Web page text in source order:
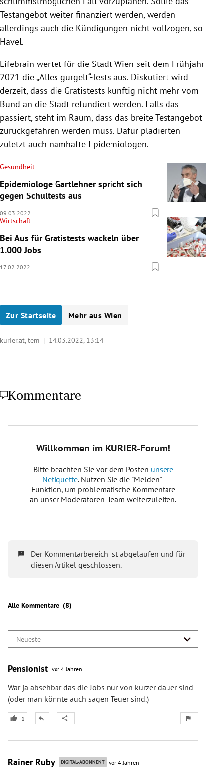
Testangebot weiter finanziert werden, werden
allerdings auch die Kündigungen nicht vollzogen, so
Havel.
Lifebrain wertet für die Stadt Wien seit dem Frühjahr
2021 die „Alles gurgelt“-Tests aus. Diskutiert wird
derzeit, dass die Gratistests künftig nicht mehr vom
Bund an die Stadt refundiert werden. Falls das
passiert, steht im Raum, dass das breite Testangebot
zurückgefahren werden muss. Dafür plädierten
zuletzt auch namhafte Epidemiologen.
Gesundheit
Epidemiologe Gartlehner spricht sich
gegen Schultests aus
09.03.2022
Wirtschaft
Bei Aus für Gratistests wackeln über
1.000 Jobs
17.02.2022
Zur Startseite Mehr aus Wien
kurier.at, tem | 14.03.2022, 13:14
Kommentare